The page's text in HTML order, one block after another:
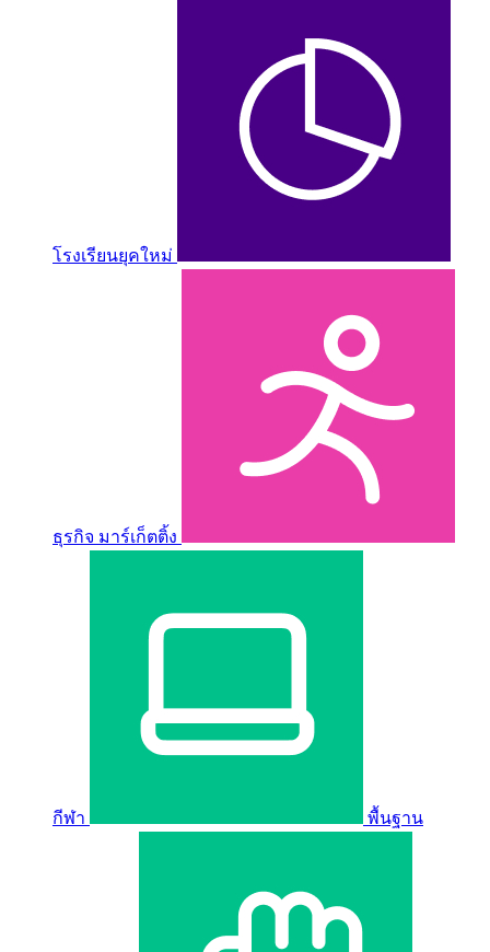
โรงเรียนยุคใหม่
ธุรกิจ มาร์เก็ตติ้ง
กีฬา พื้นฐาน